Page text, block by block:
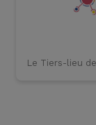
Le Tiers-lieu